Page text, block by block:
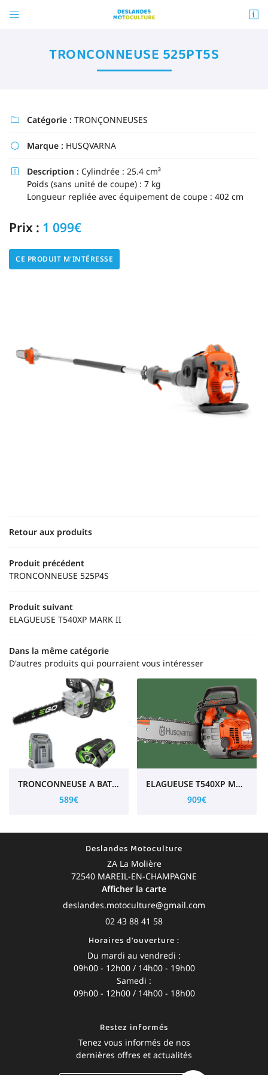

Accueil
- Outils
Avis
Contact

INSCRIPTION
Rejoignez-
02 43 88 41 58
Adresse email de réception
utilisantle formulaire de désinscription
INSCRIPTION
Vous pouvez nous contacter aux numéro suivant :
TRONCONNEUSE 525PT5S
 Catégorie : TRONÇONNEUSES
 Marque : HUSQVARNA
 Description : Cylindrée : 25.4 cm³
Poids (sans unité de coupe) : 7 kg
Longueur repliée avec équipement de coupe : 402 cm
Prix : 1 099€
CE PRODUIT M'INTÉRESSE
Retour aux produits
Produit précédent
TRONCONNEUSE 525P4S
Produit suivant
ELAGUEUSE T540XP MARK II
Dans la même catégorie
D'autres produits qui pourraient vous intéresser
TRONCONNEUSE A BATTERIE PACK CS1614E
589€
ELAGUEUSE T540XP MARK II
909€
Deslandes Motoculture
ZA La Molière
72540 MAREIL-EN-CHAMPAGNE
Afficher la carte
02 43 88 41 58
Horaires d'ouverture :
Du mardi au vendredi :
09h00 - 12h00 / 14h00 - 19h00
Samedi :
09h00 - 12h00 / 14h00 - 18h00
Restez informés
Tenez vous informés de nos
dernières offres et actualités